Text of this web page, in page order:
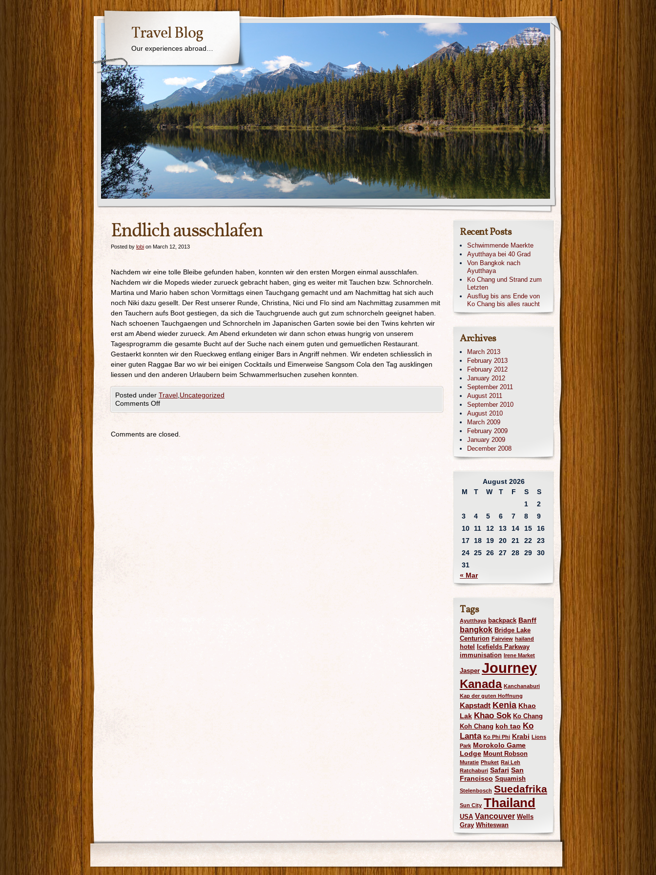
Travel Blog
Our experiences abroad…
Endlich ausschlafen
Posted by lobi on March 12, 2013
Nachdem wir eine tolle Bleibe gefunden haben, konnten wir den ersten Morgen einmal ausschlafen.
Nachdem wir die Mopeds wieder zurueck gebracht haben, ging es weiter mit Tauchen bzw. Schnorcheln.
Martina und Mario haben schon Vormittags einen Tauchgang gemacht und am Nachmittag hat sich auch
noch Niki dazu gesellt. Der Rest unserer Runde, Christina, Nici und Flo sind am Nachmittag zusammen mit
den Tauchern aufs Boot gestiegen, da sich die Tauchgruende auch gut zum schnorcheln geeignet haben.
Nach schoenen Tauchgaengen und Schnorcheln im Japanischen Garten sowie bei den Twins kehrten wir
erst am Abend wieder zurueck. Am Abend erkundeten wir dann schon etwas hungrig von unserem
Tagesprogramm die gesamte Bucht auf der Suche nach einem guten und gemuetlichen Restaurant.
Gestaerkt konnten wir den Rueckweg entlang einiger Bars in Angriff nehmen. Wir endeten schliesslich in
einer guten Raggae Bar wo wir bei einigen Cocktails und Eimerweise Sangsom Cola den Tag ausklingen
liessen und den anderen Urlaubern beim Schwammerlsuchen zusehen konnten.
Posted under Travel Uncategorized
Comments Off
Comments are closed.
Recent Posts
Schwimmende Maerkte
Ayutthaya bei 40 Grad
Von Bangkok nach
Ayutthaya
Ko Chang und Strand zum
Letzten
Ausflug bis ans Ende von
Ko Chang bis alles raucht
Archives
March 2013
February 2013
February 2012
January 2012
September 2011
August 2011
September 2010
August 2010
March 2009
February 2009
January 2009
December 2008
August 2026
M
T W T F S
S
1
2
3
4 5 6 7 8
9
10
11 12 13 14 15
16
17
18 19 20 21 22
23
24 25 26 27 28 29
30
31
« Mar
Tags
Ayutthaya backpack Banff
bangkok Bridge Lake
Centurion Fairview hailand
hotel
Icefields Parkway
immunisation Irene Market
Jasper Journey
Kanada Kanchanaburi
Kap der guten Hoffnung
Kapstadt Kenia Khao
Lak Khao Sok Ko Chang
Koh Chang koh tao Ko
Lanta Ko Phi Phi Krabi Lions
Park Morokolo Game
Lodge Mount Robson
Muratie Phuket Rai Leh
Ratchaburi Safari San
Francisco Squamish
Stelenbosch Suedafrika
Sun City Thailand
USA Vancouver Wells
Gray Whiteswan